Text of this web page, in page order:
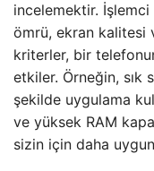
incelemektir.
ömrü, ekran kalitesi
kriterler, bir
etkiler. Örneğin, sık
şekilde uygulama
ve yüksek RAM
sizin için daha